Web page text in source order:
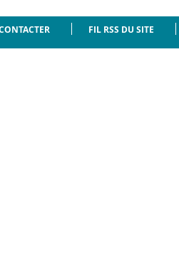
FIL RSS DU SITE